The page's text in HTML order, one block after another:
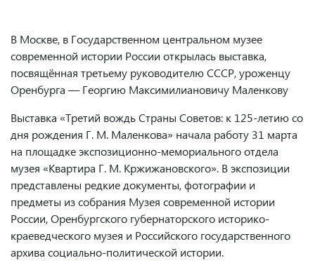
В Москве, в Государственном центральном музее
современной истории России открылась выставка,
посвящённая третьему руководителю СССР, уроженцу
Оренбурга — Георгию Максимилиановичу Маленкову
Выставка «Третий вождь Страны Советов: к 125-летию со
дня рождения Г. М. Маленкова» начала работу 31 марта
на площадке экспозиционно-мемориального отдела
музея «Квартира Г. М. Кржижановского». В экспозиции
представлены редкие документы, фотографии и
предметы из собрания Музея современной истории
России, Оренбургского губернаторского историко-
краеведческого музея и Российского государственного
архива социально-политической истории.